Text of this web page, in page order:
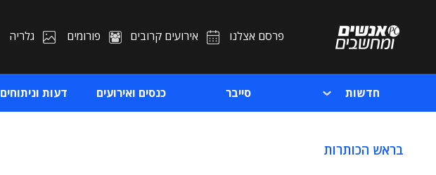
פרסם אצלנו אירועים קרובים פורומים גלריה
חדשות סייבר כנסים ואירועים דעות וניתוחים
בראש הכותרות